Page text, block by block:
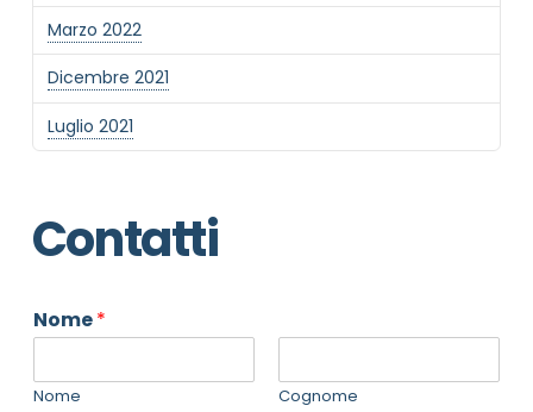
Marzo 2022
Dicembre 2021
Luglio 2021
Contatti
Nome*
Nome Cognome